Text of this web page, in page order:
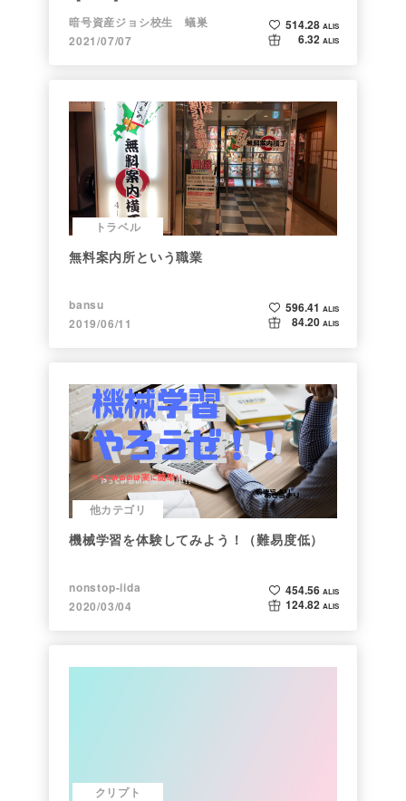
暗号資産ジョシ校生 蟻巣
2021/07/07
514.28 ALIS
6.32 ALIS
トラベル
無料案内所という職業
bansu
2019/06/11
596.41 ALIS
84.20 ALIS
他カテゴリ
機械学習を体験してみよう！（難易度低）
nonstop-iida
2020/03/04
454.56 ALIS
124.82 ALIS
クリプト